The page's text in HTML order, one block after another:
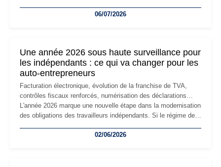
professionnels, recrutement, image de marque… Le
06/07/2026
Une année 2026 sous haute surveillance pour
les indépendants : ce qui va changer pour les
auto-entrepreneurs
Facturation électronique, évolution de la franchise de TVA,
contrôles fiscaux renforcés, numérisation des déclarations…
L'année 2026 marque une nouvelle étape dans la modernisation
des obligations des travailleurs indépendants. Si le régime de
les auto-entrepreneurs devront s'adapter à un environnement
02/06/2026